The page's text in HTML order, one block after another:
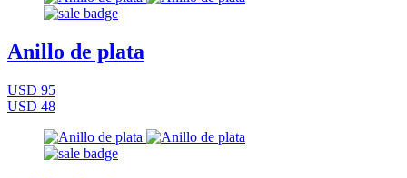
Anillo de plata
USD 95
USD 48